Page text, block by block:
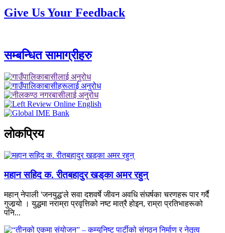
Give Us Your Feedback
सम्बन्धित सामाग्रीहरु
लाेकप्रिय
महान सहिद क. रीतबहादुर खड्‌का अमर रहुन्
महान् नेपाली 'जनयुद्ध'ले सवा दशवर्षे जीवन अवधि संघर्षका चरणहरू पार गर्दै
गुजार्‍यो । युद्धमा नराम्रा प्रवृत्तिको नष्ट मात्रै होइन, राम्रा प्रतिभाहरूको
पनि...